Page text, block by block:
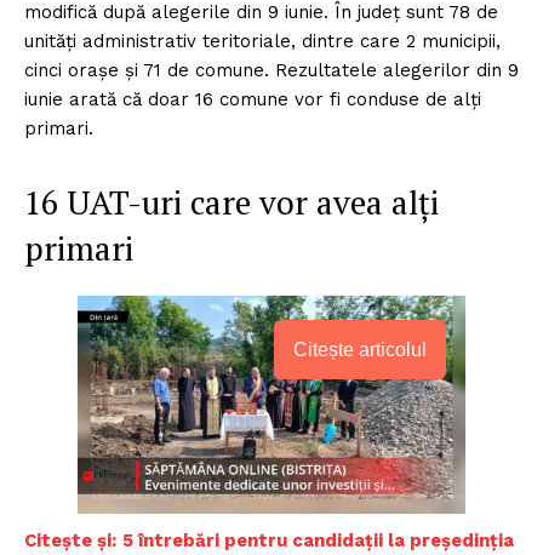
modifică după alegerile din 9 iunie. În județ sunt 78 de
unități administrativ teritoriale, dintre care 2 municipii,
cinci orașe și 71 de comune. Rezultatele alegerilor din 9
iunie arată că doar 16 comune vor fi conduse de alți
primari.
16 UAT-uri care vor avea alţi
primari
Citește articolul
Citește și: 5 întrebări pentru candidații la președinția